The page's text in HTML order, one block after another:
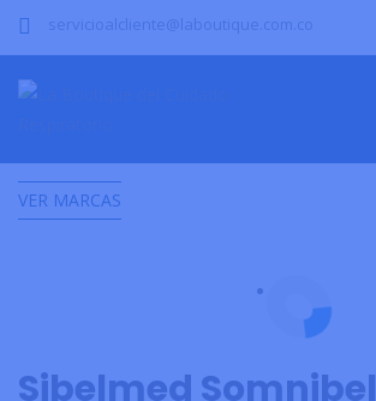
servicioalcliente@laboutique.com.co
VER MARCAS
Sibelmed Somnibel